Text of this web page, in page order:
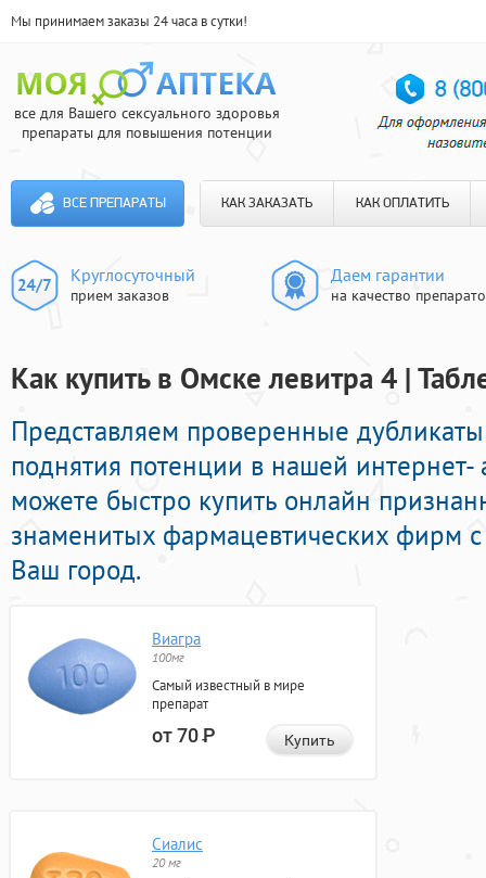
Мы принимаем заказы 24 часа в сутки!
все для Вашего сексуального здоровья
препараты для повышения потенции
ВСЕ ПРЕПАРАТЫ КАК ЗАКАЗАТЬ КАК ОПЛАТИТЬ
Круглосуточный
прием заказов
Даем гарантии
на качество
Как купить в Омске левитра 4 |
Представляем проверенные
поднятия потенции в нашей интернет-
можете быстро купить онлайн
знаменитых фармацевтических фирм с
Ваш город.
Виагра
100мг
Самый известный в мире
препарат
от 70Р Купить
Сиалис
20 мг